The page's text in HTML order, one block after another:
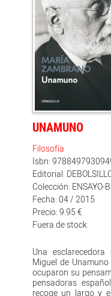
UNAMUNO
Filosofía
Isbn:
Editorial:
Colección: ENSAYO-
Fecha: 04 / 2015
Precio: 9.95 €
Fuera de stock
Una
Miguel de
ocuparon su
pensadoras
recoge un largo y